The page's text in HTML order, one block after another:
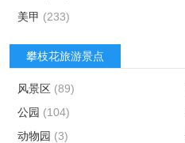
美甲 (233)
攀枝花旅游景点
风景区 (89)
公园 (104)
动物园 (3)